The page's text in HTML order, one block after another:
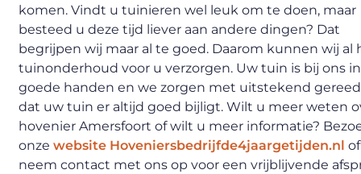
komen. Vindt u tuinieren wel leuk om te doen, maar
besteed u deze tijd liever aan andere dingen? Dat
begrijpen wij maar al te goed. Daarom kunnen wij al
tuinonderhoud voor u verzorgen. Uw tuin is bij ons in
goede handen en we zorgen met uitstekend
dat uw tuin er altijd goed bijligt. Wilt u meer weten
hovenier Amersfoort of wilt u meer informatie?
onzewebsite Hoveniersbedrijfde4jaargetijden.nl of
neem contact met ons op voor een vrijblijvende